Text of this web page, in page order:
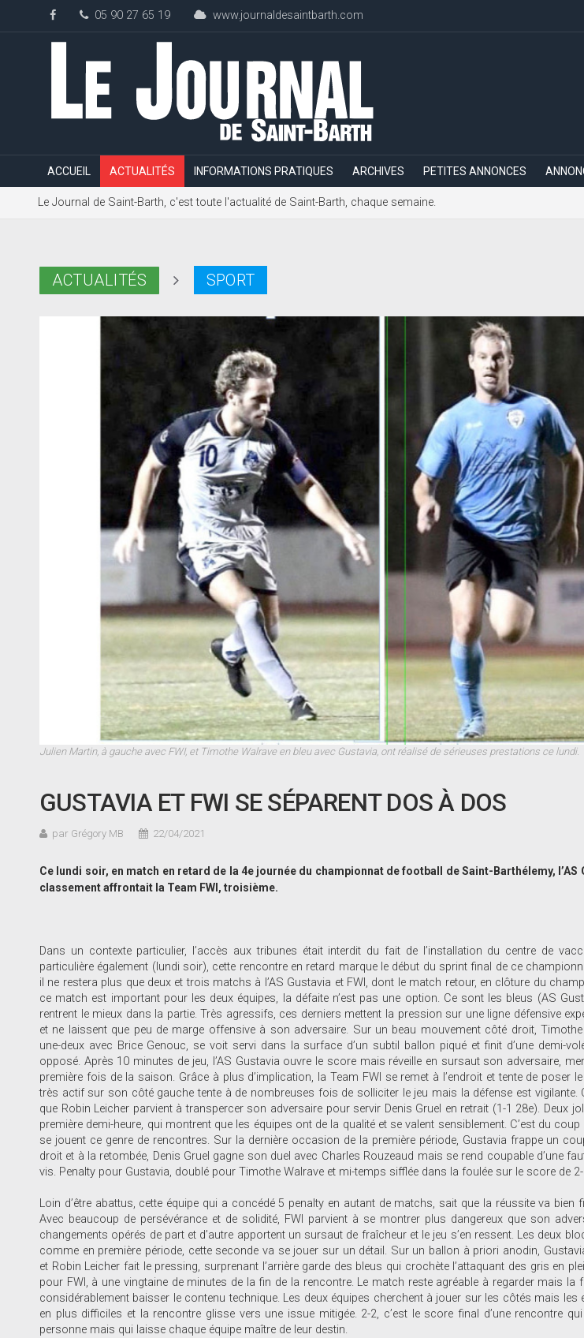
05 90 27 65 19 www.journaldesaintbarth.com
ACCUEIL ACTUALITÉS INFORMATIONS PRATIQUES ARCHIVES PETITES ANNONCES
Le Journal de Saint-Barth, c'est toute l'actualité de Saint-Barth, chaque semaine.
ACTUALITÉS SPORT
Julien Martin, à gauche avec FWI, et Timothe Walrave en bleu avec Gustavia, ont réalisé de sérieuses prestations ce lundi.
GUSTAVIA ET FWI SE SÉPARENT DOS À DOS
par Grégory MB 22/04/2021
Ce lundi soir, en match en retard de la 4e journée du championnat de football de Saint-Barthélemy, l’AS
classement affrontait la Team FWI, troisième.
Dans un contexte particulier, l’accès aux tribunes était interdit du fait de l’installation du centre de
particulière également (lundi soir), cette rencontre en retard marque le début du sprint final de ce
il ne restera plus que deux et trois matchs à l’AS Gustavia et FWI, dont le match retour, en clôture du
ce match est important pour les deux équipes, la défaite n’est pas une option. Ce sont les bleus (AS
rentrent le mieux dans la partie. Très agressifs, ces derniers mettent la pression sur une ligne défensive
et ne laissent que peu de marge offensive à son adversaire. Sur un beau mouvement côté droit,
une-deux avec Brice Genouc, se voit servi dans la surface d’un subtil ballon piqué et finit d’une demi-
opposé. Après 10 minutes de jeu, l’AS Gustavia ouvre le score mais réveille en sursaut son adversaire,
première fois de la saison. Grâce à plus d’implication, la Team FWI se remet à l’endroit et tente de poser le
très actif sur son côté gauche tente à de nombreuses fois de solliciter le jeu mais la défense est vigilante.
que Robin Leicher parvient à transpercer son adversaire pour servir Denis Gruel en retrait (1-1 28e). Deux
première demi-heure, qui montrent que les équipes ont de la qualité et se valent sensiblement. C’est du
se jouent ce genre de rencontres. Sur la dernière occasion de la première période, Gustavia frappe un
droit et à la retombée, Denis Gruel gagne son duel avec Charles Rouzeaud mais se rend coupable d’une
vis. Penalty pour Gustavia, doublé pour Timothe Walrave et mi-temps sifflée dans la foulée sur le score de
Loin d’être abattus, cette équipe qui a concédé 5 penalty en autant de matchs, sait que la réussite va bien
Avec beaucoup de persévérance et de solidité, FWI parvient à se montrer plus dangereux que son
changements opérés de part et d’autre apportent un sursaut de fraîcheur et le jeu s’en ressent. Les deux
comme en première période, cette seconde va se jouer sur un détail. Sur un ballon à priori anodin,
et Robin Leicher fait le pressing, surprenant l’arrière garde des bleus qui crochète l’attaquant des gris en
pour FWI, à une vingtaine de minutes de la fin de la rencontre. Le match reste agréable à regarder mais la
considérablement baisser le contenu technique. Les deux équipes cherchent à jouer sur les côtés mais
en plus difficiles et la rencontre glisse vers une issue mitigée. 2-2, c’est le score final d’une rencontre qui
personne mais qui laisse chaque équipe maître de leur destin.